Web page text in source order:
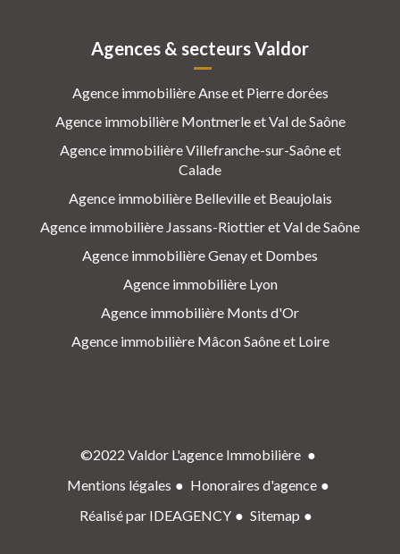
Agences & secteurs Valdor
Agence immobilière Anse et Pierre dorées
Agence immobilière Montmerle et Val de Saône
Agence immobilière Villefranche-sur-Saône et
Calade
Agence immobilière Belleville et Beaujolais
Agence immobilière Jassans-Riottier et Val de Saône
Agence immobilière Genay et Dombes
Agence immobilière Lyon
Agence immobilière Monts d'Or
Agence immobilière Mâcon Saône et Loire
©2022 Valdor L'agence Immobilière
Mentions légales
Honoraires d'agence
Réalisé par IDEAGENCY
Sitemap